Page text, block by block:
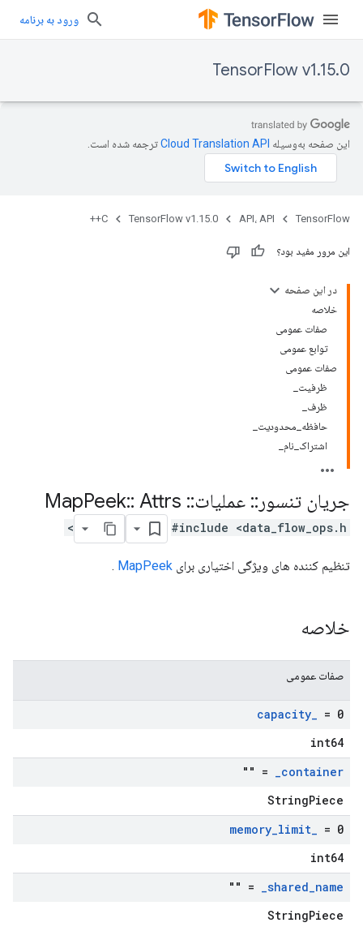
ورود به برنامه
TensorFlow v1.15.0
این صفحه به‌وسیله ترجمه شده است.
TensorFlow API، API TensorFlow v1.15.0
C++
این مرور مفید بود؟
در این صفحه
خلاصه
صفات عمومی
توابع عمومی
صفات عمومی
ظرفیت_
ظرف_
حافظه_محدودیت_
اشتراک_نام_
جریان تنسور :: عملیات::
Peek:: Attrs
#include <data_flow_ops.h>
تنظیم کننده های ویژگی اختیاری برای MapPeek
.
خلاصه
صفات عمومی
capacity_ = 0
int64
container
_
= ""
StringPiece
memory_limit_ = 0
int64
shared_name
_
= ""
StringPiece